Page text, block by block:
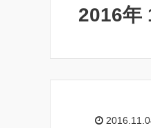
2016年